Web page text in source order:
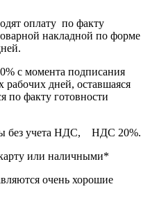
оплату по факту
накладной по форме
с момента подписания
рабочих дней, оставшаяся
по факту готовности
без учета НДС, НДС 20%.
или наличными*
очень хорошие